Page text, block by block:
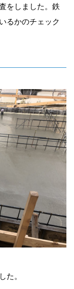
をしました。鉄
るかのチェック
た。